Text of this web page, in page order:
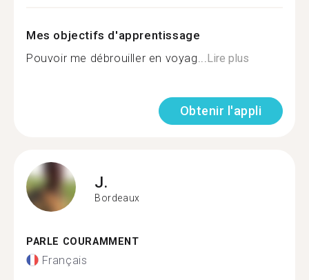
Mes objectifs d'apprentissage
Pouvoir me débrouiller en voyag...Lire plus
Obtenir l'appli
J.
Bordeaux
PARLE COURAMMENT
Français